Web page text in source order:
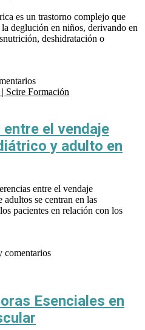
es un trastorno complejo que
deglución en niños, derivando en
deshidratación o
el vendaje
y adulto en
entre el vendaje
se centran en las
pacientes en relación con los
comentarios
Esenciales en